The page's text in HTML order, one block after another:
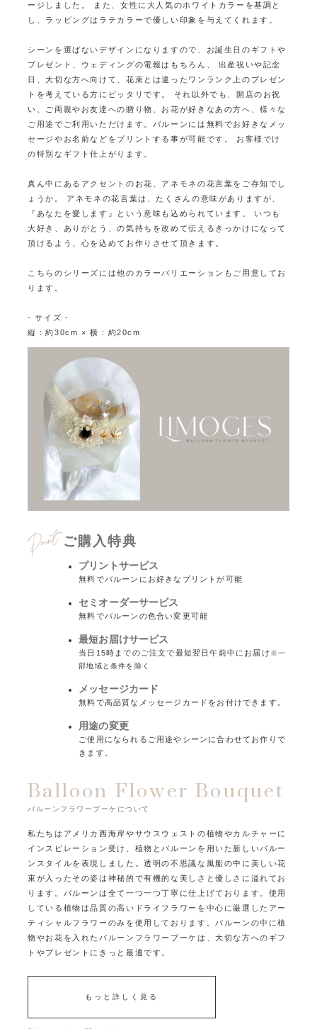
ージしました。
また、女性に大人気のホワイトカラーを基調と
し、ラッピングはラテカラーで優しい印象を与えてくれます。
シーンを選ばないデザインになりますので、お誕生日のギフトや
プレゼント、ウェディングの電報はもちろん、
出産祝いや記念
日、大切な方へ向けて、花束とは違ったワンランク上のプレゼン
トを考えている方にピッタリです。
それ以外でも、開店のお祝
い、ご両親やお友達への贈り物、お花が好きなあの方へ、様々な
ご用途でご利用いただけます。 バルーンには無料でお好きなメッ
セージやお名前などをプリントする事が可能です。
お客様でけ
の特別なギフト仕上がります。
真ん中にあるアクセントのお花、アネモネの花言葉をご存知でし
ょうか。
アネモネの花言葉は、たくさんの意味がありますが、
『あなたを愛します』という意味も込められています。
いつも
大好き、ありがとう、の気持ちを改めて伝えるきっかけになって
頂けるよう、心を込めてお作りさせて頂きます。
こちらのシリーズには他のカラーバリエーションもご用意してお
ります。
- サイズ -
縦：約30cm × 横：約20cm
ご購入特典
プリントサービス
無料でバルーンにお好きなプリントが可能
セミオーダーサービス
無料でバルーンの色合い変更可能
最短お届けサービス
当日15時までのご注文で最短翌日午前中にお届け ※一
部地域と条件を除く
メッセージカード
無料で高品質なメッセージカードをお付けできます。
用途の変更
ご使用になられるご用途やシーンに合わせてお作りで
きます。
Balloon Flower Bouquet
バルーンフラワーブーケについて
私たちはアメリカ西海岸やサウスウェストの植物やカルチャーに
インスピレーション受け、 植物とバルーンを用いた新しいバルー
ンスタイルを表現しました。透明の不思議な風船の中に美しい花
束が入ったその姿は 神秘的で有機的な美しさと優しさに溢れてお
ります。
バルーンは全て一つ一つ丁寧に仕上げております。 使用
している植物は品質の高いドライフラワーを中心に 厳選したアー
ティシャルフラワーのみを使用しております。 バルーンの中に植
物やお花を入れたバルーンフラワーブーケは、大切な方へのギフ
トやプレゼントにきっと最適です。
もっと詳しく見る